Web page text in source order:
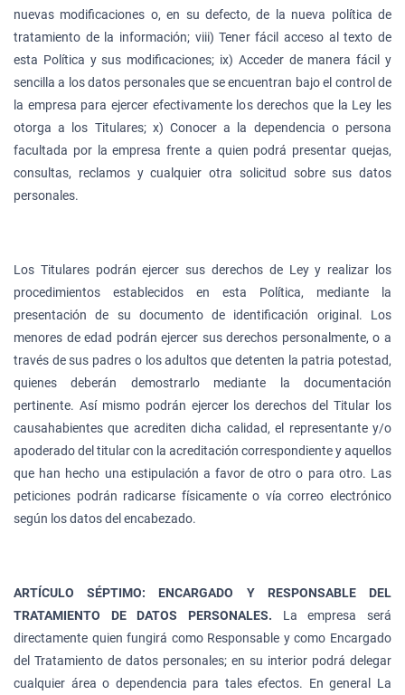
nuevas modificaciones o, en su defecto, de la nueva política de
tratamiento de la información; viii) Tener fácil acceso al texto de
esta Política y sus modificaciones; ix) Acceder de manera fácil y
sencilla a los datos personales que se encuentran bajo el control de
la empresa para ejercer efectivamente los derechos que la Ley les
otorga a los Titulares; x) Conocer a la dependencia o persona
facultada por la empresa frente a quien podrá presentar quejas,
consultas, reclamos y cualquier otra solicitud sobre sus datos
personales.
Los Titulares podrán ejercer sus derechos de Ley y realizar los
procedimientos establecidos en esta Política, mediante la
presentación de su documento de identificación original. Los
menores de edad podrán ejercer sus derechos personalmente, o a
través de sus padres o los adultos que detenten la patria potestad,
quienes deberán demostrarlo mediante la documentación
pertinente. Así mismo podrán ejercer los derechos del Titular los
causahabientes que acrediten dicha calidad, el representante y/o
apoderado del titular con la acreditación correspondiente y aquellos
que han hecho una estipulación a favor de otro o para otro. Las
peticiones podrán radicarse físicamente o vía correo electrónico
según los datos del encabezado.
ARTÍCULO SÉPTIMO: ENCARGADO Y RESPONSABLE DEL
TRATAMIENTO DE DATOS PERSONALES. La empresa será
directamente quien fungirá como Responsable y como Encargado
del Tratamiento de datos personales; en su interior podrá delegar
cualquier área o dependencia para tales efectos. En general La